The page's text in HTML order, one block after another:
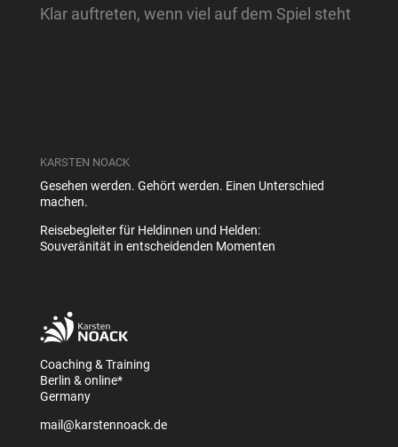
Klar auftreten, wenn viel auf dem Spiel steht
KARSTEN NOACK
Gesehen werden. Gehört werden. Einen Unterschied
machen.
Reisebegleiter für Heldinnen und Helden:
Souveränität in entscheidenden Momenten
Coaching & Training
Berlin & online*
Germany
mail@karstennoack.de